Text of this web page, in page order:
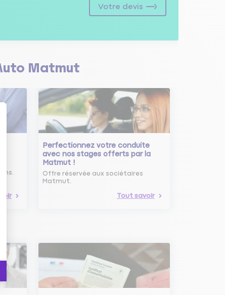
Votre devis
Matmut
Perfectionnez votre conduite
avec nos stages offerts par la
Matmut !
Offre réservée aux sociétaires
Matmut.
Tout savoir